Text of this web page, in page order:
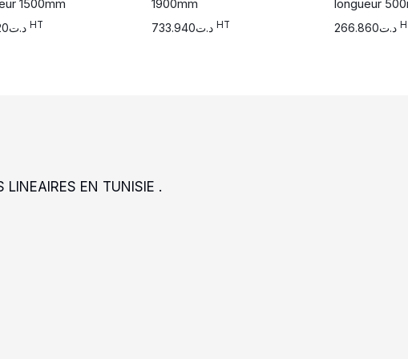
1500mm
د.ت HT
1900mm
د.ت733.940 HT
longueur
د.ت266.860
LINEAIRES EN TUNISIE .